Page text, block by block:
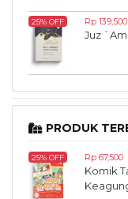
25% OFF Rp 139,500
Juz
PRODUK
25% OFF Rp 67,500
Komik